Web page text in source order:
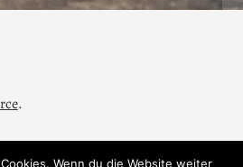
.
Wenn du die Website weiter